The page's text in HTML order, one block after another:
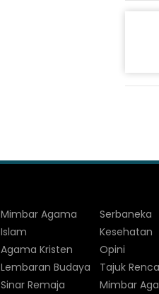
Mimbar Agama
Islam
Agama Kristen
Lembaran Budaya
Sinar Remaja
Serbaneka
Kesehatan
Opini
Tajuk
Mimbar